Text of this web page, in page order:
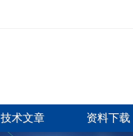
技术文章 资料下载